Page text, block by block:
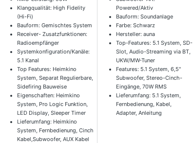
Klangqualität: High Fidelity
(Hi-Fi)
Bauform: Gemischtes System
Receiver- Zusatzfunktionen:
Radioempfänger
Systemkonfiguration/Kanäle:
5.1 Kanal
Top Features: Heimkino
System, Separat Regulierbare,
Sidefiring Bauweise
Eigenschaften: Heimkino
System, Pro Logic Funktion,
LED Display, Sleeper Timer
Lieferumfang: Heimkino
System, Fernbedienung, Cinch
Kabel,Subwoofer, AUX Kabel
Powered/Aktiv
Bauform: Soundanlage
Farbe: Schwarz
Hersteller: auna
Top-Features: 5.1 System, SD-
Slot, Audio-Streaming via BT,
UKW/MW-Tuner
Features: 5.1 System, 6,5"
Subwoofer, Stereo-Cinch-
Eingänge, 70W RMS
Lieferumfang: 5.1 System,
Fernbedienung, Kabel,
Adapter, Anleitung